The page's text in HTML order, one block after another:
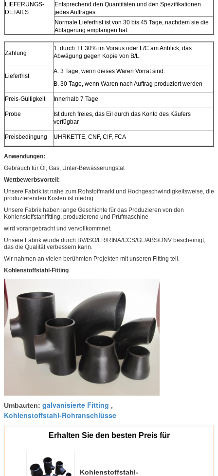
LIEFERUNGS-
DETAILS
Entsprechend den Quantitäten und den Spezifikationen
jedes Auftrages.
Normale Lieferfrist ist von 30 bis 45 Tage, nachdem sie die
Ablagerung empfangen hat.
Zahlung
1. durch TT 30% im Voraus oder L/C am Anblick, das
Abwägung gegen Kopie von B/L.
Lieferfrist
A. 3 Tage, wenn dieses Waren Vorrat sind.
B. 30 Tage, wenn Waren nach Auftrag produziert werden
Preis-Gültigkeit Innerhalb 7 Tage
Probe
Ist durch freies, das Eil durch das Konto des Käufers
verfügbar
Preisbedingung UHRKETTE, CNF, CIF, FCA
Anwendungen:
Gebrauch für Öl, Gas, Unter-Bewässerungstat
Wettbewerbsvorteil:
Unsere Fabrik ist nahe zum Rohstoffmarkt und Hochgeschwindigkeitsweise, die
produzierenden Kosten ist niedrig.
Unsere Fabrik haben lange Geschichte für das Produzieren von den
Kohlenstoffstahlfitting, produzierend und Prüfmaschine
wird vorangebracht und vervollkommnet.
Unsere Fabrik wurde durch BV/ISO/LR/RINA/CCS/GL/ABS/DNV bescheinigt,
das die Qualität verbessern kann.
Wir nahmen an vielen berühmten Projekten mit unseren Fitting teil.
Kohlenstoffstahl-Fitting
Umbauten: galvanisierte Fitting ,
Kohlenstoffstahl-Rohranschlüsse
Erhalten Sie den besten Preis für
Kohlenstoffstahl-